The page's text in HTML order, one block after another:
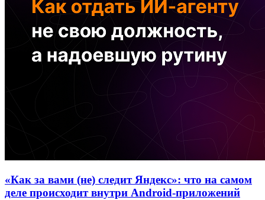
«Как за вами (не) следит Яндекс»: что на самом
деле происходит внутри Android-приложений